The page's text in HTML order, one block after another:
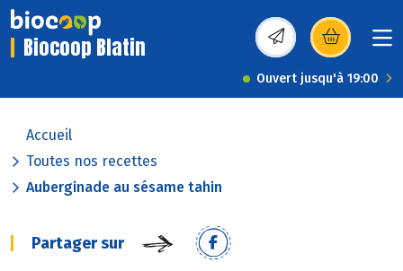
Biocoop Blatin (s’ouvre dans une
Ouvert jusqu'à 19:00
Accueil
Toutes nos recettes
Auberginade au sésame tahin
Partager sur